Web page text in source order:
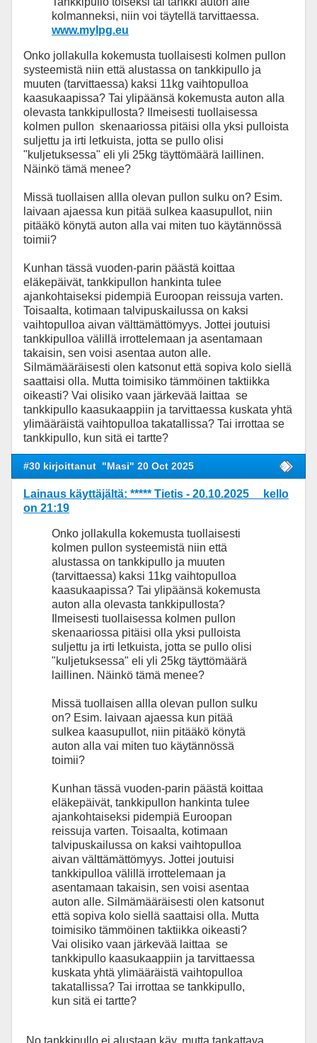
kolmanneksi, niin voi täytellä tarvittaessa.
www.mylpg.eu
Onko jollakulla kokemusta tuollaisesti kolmen pullon
systeemistä niin että alustassa on tankkipullo ja
muuten (tarvittaessa) kaksi 11kg vaihtopulloa
kaasukaapissa? Tai ylipäänsä kokemusta auton alla
olevasta tankkipullosta? Ilmeisesti tuollaisessa
kolmen pullon skenaariossa pitäisi olla yksi pulloista
suljettu ja irti letkuista, jotta se pullo olisi
"kuljetuksessa" eli yli 25kg täyttömäärä laillinen.
Näinkö tämä menee?
Missä tuollaisen allla olevan pullon sulku on? Esim.
laivaan ajaessa kun pitää sulkea kaasupullot, niin
pitääkö könytä auton alla vai miten tuo käytännössä
toimii?
Kunhan tässä vuoden-parin päästä koittaa
eläkepäivät, tankkipullon hankinta tulee
ajankohtaiseksi pidempiä Euroopan reissuja varten.
Toisaalta, kotimaan talvipuskailussa on kaksi
vaihtopulloa aivan välttämättömyys. Jottei joutuisi
tankkipulloa välillä irrottelemaan ja asentamaan
takaisin, sen voisi asentaa auton alle.
Silmämääräisesti olen katsonut että sopiva kolo siellä
saattaisi olla. Mutta toimisiko tämmöinen taktiikka
oikeasti? Vai olisiko vaan järkevää laittaa se
tankkipullo kaasukaappiin ja tarvittaessa kuskata yhtä
ylimääräistä vaihtopulloa takatallissa? Tai irrottaa se
tankkipullo, kun sitä ei tartte?
#30 kirjoittanut "Masi" 20 Oct 2025
Lainaus käyttäjältä: ***** Tietis - 20.10.2025 kello
on 21:19
Onko jollakulla kokemusta tuollaisesti
kolmen pullon systeemistä niin että
alustassa on tankkipullo ja muuten
(tarvittaessa) kaksi 11kg vaihtopulloa
kaasukaapissa? Tai ylipäänsä kokemusta
auton alla olevasta tankkipullosta?
Ilmeisesti tuollaisessa kolmen pullon
skenaariossa pitäisi olla yksi pulloista
suljettu ja irti letkuista, jotta se pullo olisi
"kuljetuksessa" eli yli 25kg täyttömäärä
laillinen. Näinkö tämä menee?
Missä tuollaisen allla olevan pullon sulku
on? Esim. laivaan ajaessa kun pitää
sulkea kaasupullot, niin pitääkö könytä
auton alla vai miten tuo käytännössä
toimii?
Kunhan tässä vuoden-parin päästä koittaa
eläkepäivät, tankkipullon hankinta tulee
ajankohtaiseksi pidempiä Euroopan
reissuja varten. Toisaalta, kotimaan
talvipuskailussa on kaksi vaihtopulloa
aivan välttämättömyys. Jottei joutuisi
tankkipulloa välillä irrottelemaan ja
asentamaan takaisin, sen voisi asentaa
auton alle. Silmämääräisesti olen katsonut
että sopiva kolo siellä saattaisi olla. Mutta
toimisiko tämmöinen taktiikka oikeasti?
Vai olisiko vaan järkevää laittaa se
tankkipullo kaasukaappiin ja tarvittaessa
kuskata yhtä ylimääräistä vaihtopulloa
takatallissa? Tai irrottaa se tankkipullo,
kun sitä ei tartte?
No tankkipullo ei alustaan käy, mutta tankattava